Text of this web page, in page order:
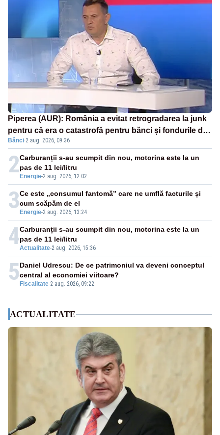
Piperea (AUR): România a evitat retrogradarea la junk
pentru că era o catastrofă pentru bănci și fondurile de
pensii
Bănci·2 aug. 2026, 09:36
2 Energie-2 aug. 2026, 12:02
Carburanții s-au scumpit din nou, motorina este la un
pas de 11 lei/litru
3 Energie-2 aug. 2026, 13:24
Ce este „consumul fantomă” care ne umflă facturile și
cum scăpăm de el
4Actualitate-2 aug. 2026, 15:36
Carburanții s-au scumpit din nou, motorina este la un
pas de 11 lei/litru
5 Fiscalitate-2 aug. 2026, 09:22
Daniel Udrescu: De ce patrimoniul va deveni conceptul
central al economiei viitoare?
ACTUALITATE